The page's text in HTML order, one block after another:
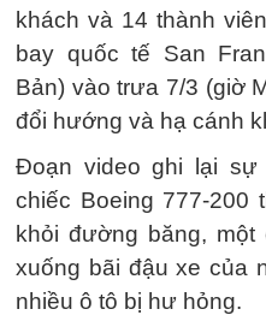
khách và 14 thành
bay quốc tế San
Bản) vào trưa 7/3 (giờ
đổi hướng và hạ cánh
Đoạn video ghi lại sự
chiếc Boeing 777-200
khỏi đường băng,
xuống bãi đậu xe của
nhiều ô tô bị hư hỏng.